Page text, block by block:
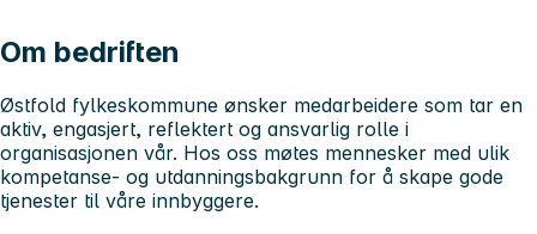
Om bedriften
Østfold fylkeskommune ønsker medarbeidere som tar en
aktiv, engasjert, reflektert og ansvarlig rolle i
organisasjonen vår. Hos oss møtes mennesker med ulik
kompetanse- og utdanningsbakgrunn for å skape gode
tjenester til våre innbyggere.